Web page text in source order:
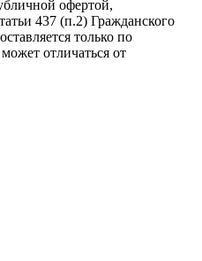
офертой,
437 (п.2) Гражданского
только по
отличаться от